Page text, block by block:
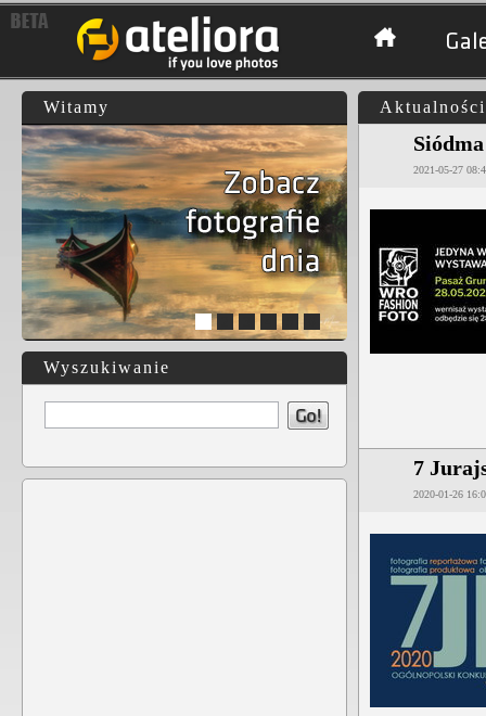
Witamy
Wyszukiwanie
Aktualności
2021-05-27
7
2020-01-26